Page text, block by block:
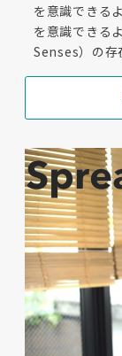
を意識できる
を意識できる
Senses）の存